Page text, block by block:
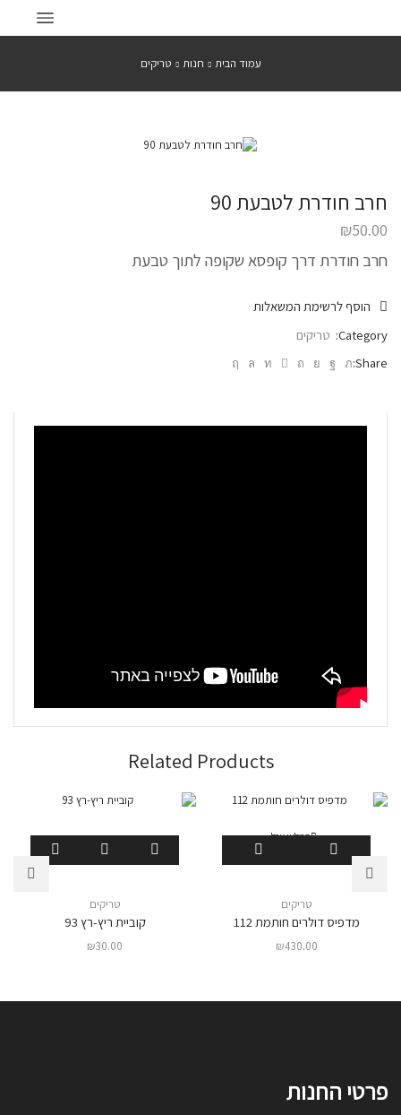
עמוד הבית חנות טריקים
חרב חודרת לטבעת 90
₪50.00
חרב חודרת דרך קופסא שקופה לתוך טבעת
הוסף לרשימת המשאלות
Category: טריקים
Share:
Related Products
המלאי אזל
טריקים
מדפיס דולרים חותמת 112
₪430.00
טריקים
קוביית ריץ-רץ 93
₪30.00
פרטי החנות